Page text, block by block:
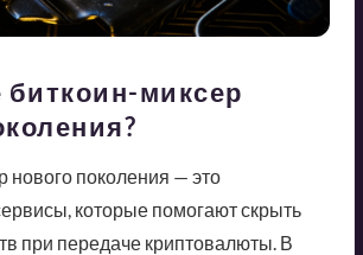
биткоин-миксер
нового поколения — это
которые помогают скрыть
при передаче криптовалюты. В